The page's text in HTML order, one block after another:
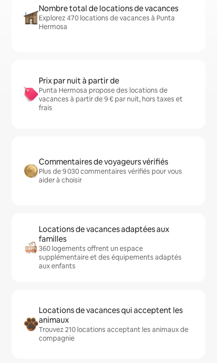
Nombre total de locations de vacances
Explorez 470 locations de vacances à Punta
Hermosa
Prix par nuit à partir de
Punta Hermosa propose des locations de
vacances à partir de 9 € par nuit, hors taxes et
frais
Commentaires de voyageurs vérifiés
Plus de 9 030 commentaires vérifiés pour vous
aider à choisir
Locations de vacances adaptées aux
familles
360 logements offrent un espace
supplémentaire et des équipements adaptés
aux enfants
Locations de vacances qui acceptent les
animaux
Trouvez 210 locations acceptant les animaux de
compagnie